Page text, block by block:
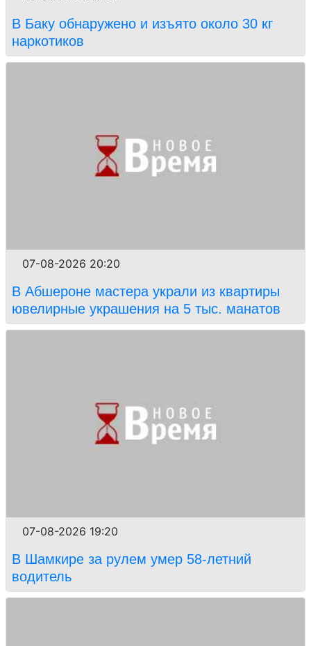
В Баку обнаружено и изъято около 30 кг
наркотиков
07-08-2026 20:20
В Абшероне мастера украли из квартиры
ювелирные украшения на 5 тыс. манатов
07-08-2026 19:20
В Шамкире за рулем умер 58-летний
водитель